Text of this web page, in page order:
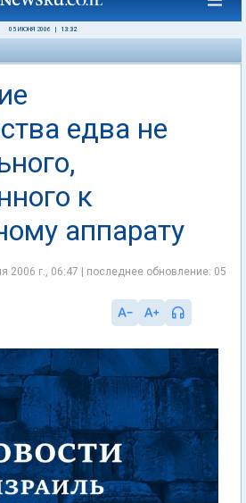
05 ИЮНЯ 2006 13:32
едва не
к
аппарату
2006 г., 06:47 | последнее обновление: 05